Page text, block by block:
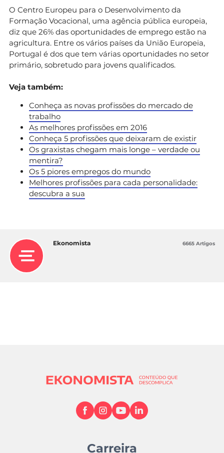
O Centro Europeu para o Desenvolvimento da
Formação Vocacional, uma agência pública europeia,
diz que 26% das oportunidades de emprego estão na
agricultura. Entre os vários países da União Europeia,
Portugal é dos que tem várias oportunidades no setor
primário, sobretudo para jovens qualificados.
Veja também:
Conheça as novas profissões do mercado de
trabalho
As melhores profissões em 2016
Conheça 5 profissões que deixaram de existir
Os graxistas chegam mais longe – verdade ou
mentira?
Os 5 piores empregos do mundo
Melhores profissões para cada personalidade:
descubra a sua
Ekonomista 6665 Artigos
Carreira